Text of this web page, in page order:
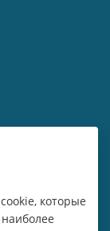
которые